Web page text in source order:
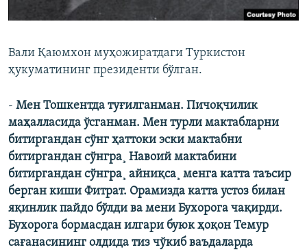
Вали Қаюмхон муҳожиратдаги Туркистон
ҳукуматининг президенти бўлган.
- Мен Тошкентда туғилганман. Пичоқчилик
маҳалласида ўсганман. Мен турли мактабларни
битиргандан сўнг ҳаттоки эски мактабни
битиргандан сўнгра¸ Навоий мактабини
битиргандан сўнгра¸ айниқса¸ менга катта таъсир
берган киши Фитрат. Орамизда катта устоз билан
яқинлик пайдо бўлди ва мени Бухорога чақирди.
Бухорога бормасдан илгари буюк ҳоқон Темур
сағанасининг олдида тиз чўкиб ваъдаларда